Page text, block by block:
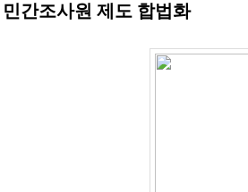
간조사원 제도 합법화